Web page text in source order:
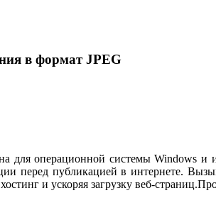
в формат JPEG
для операционной системы Windows
перед публикацией в интернете.
и ускоряя загрузку веб-страниц.